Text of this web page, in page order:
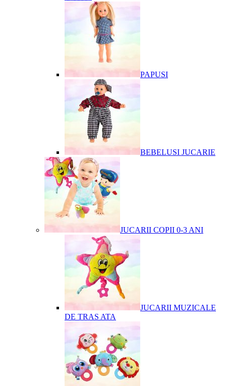
PAPUSI
BEBELUSI JUCARIE
JUCARII COPII 0-3 ANI
JUCARII MUZICALE
DE TRAS ATA